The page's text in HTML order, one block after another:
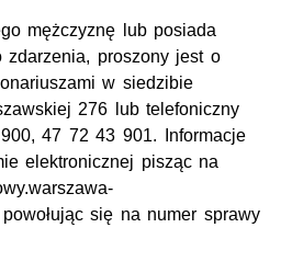
mężczyznę lub posiada
zdarzenia, proszony jest o
w siedzibie
276 lub telefoniczny
47 72 43 901. Informacje
elektronicznej pisząc na
się na numer sprawy